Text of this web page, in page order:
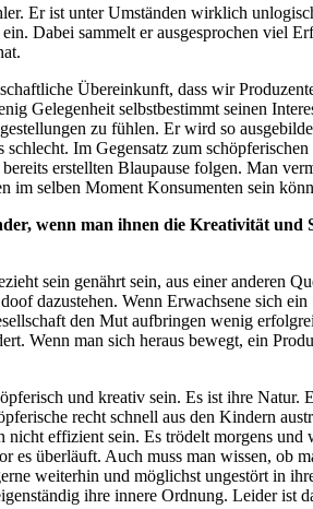
Er ist unter Umständen wirklich
Dabei sammelt er ausgesprochen viel
Übereinkunft, dass wir
Gelegenheit selbstbestimmt seinen
zu fühlen. Er wird so
schlecht. Im Gegensatz zum
erstellten Blaupause folgen. Man
im selben Moment Konsumenten sein
wenn man ihnen die Kreativität
sein genährt sein, aus einer anderen
dazustehen. Wenn Erwachsene sich
den Mut aufbringen wenig
Wenn man sich heraus bewegt, ein
und kreativ sein. Es ist ihre Natur.
recht schnell aus den Kindern
effizient sein. Es trödelt morgens
es überläuft. Auch muss man wissen, ob
weiterhin und möglichst ungestört in
ihre innere Ordnung. Leider ist